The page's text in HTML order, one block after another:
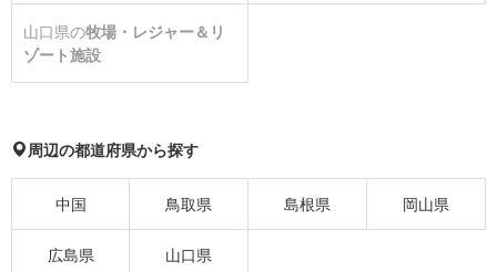
山口県の牧場・レジャー＆リ
ゾート施設
周辺の都道府県から探す
中国 鳥取県 島根県 岡山県
広島県 山口県